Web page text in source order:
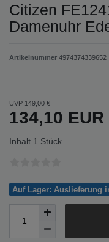
Citizen
Damenuhr
Artikelnummer 4974374339652
UVP 149,00 €
134,10 EUR
Inhalt 1 Stück
Auf Lager: Auslieferung